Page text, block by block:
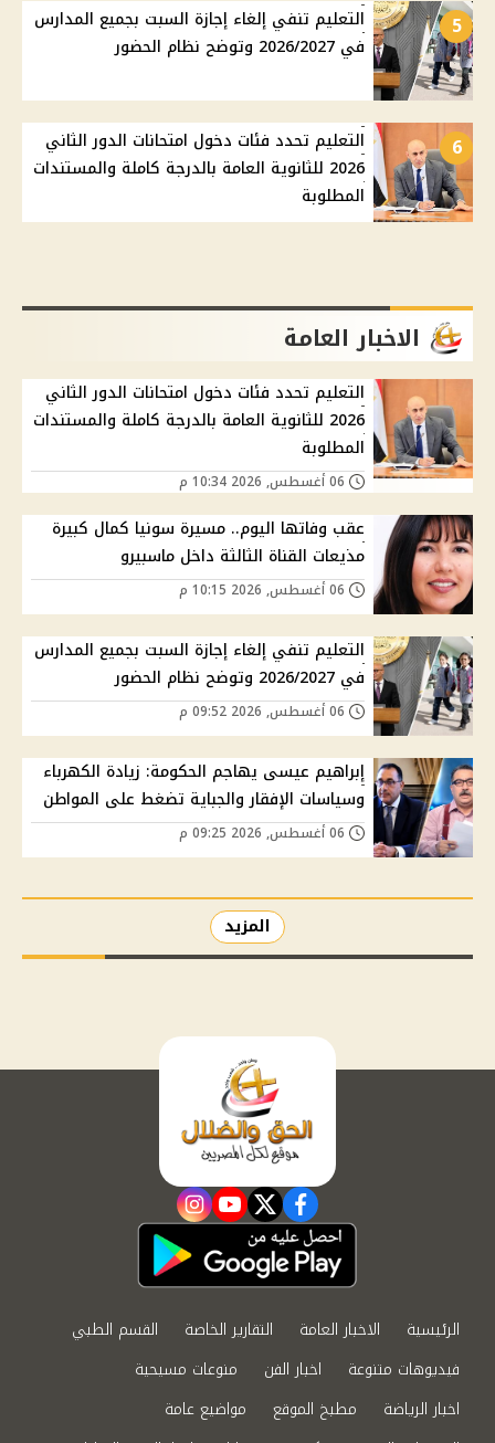
5
التعليم تنفي إلغاء إجازة السبت بجميع المدارس
في 2026/2027 وتوضح نظام الحضور
6
التعليم تحدد فئات دخول امتحانات الدور الثاني
2026 للثانوية العامة بالدرجة كاملة والمستندات
المطلوبة
الاخبار العامة
التعليم تحدد فئات دخول امتحانات الدور الثاني
2026 للثانوية العامة بالدرجة كاملة والمستندات
المطلوبة
عقب وفاتها اليوم.. مسيرة سونيا كمال كبيرة
مذيعات القناة الثالثة داخل ماسبيرو
التعليم تنفي إلغاء إجازة السبت بجميع المدارس
في 2026/2027 وتوضح نظام الحضور
إبراهيم عيسى يهاجم الحكومة: زيادة الكهرباء
وسياسات الإفقار والجباية تضغط على المواطن
المزيد
facebook
twitter
youtube
instagram
الرئيسية الاخبار العامة التقارير الخاصة
القسم الطبي
فيديوهات متنوعة
اخبار الفن
منوعات مسيحية
اخبار الرياضة
مطبخ الموقع
مواضيع عامة